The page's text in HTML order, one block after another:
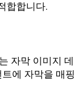
합합니다.
자막 이미지 데
에 자막을 매핑